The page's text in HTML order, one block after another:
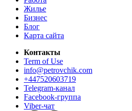
Жилье
Бизнес
Блог
Карта сайта
Контакты
Term of Use
info@petrovchik.com
+447520603719
Telegram-канал
Facebook-группа
Viber-чат